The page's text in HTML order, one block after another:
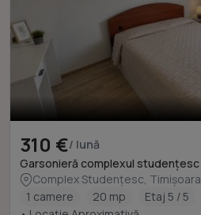
310 €/ lună
Garsonieră complexul studențesc
Complex Studențesc, Timișoara
1 camere
20 mp Etaj 5 / 5